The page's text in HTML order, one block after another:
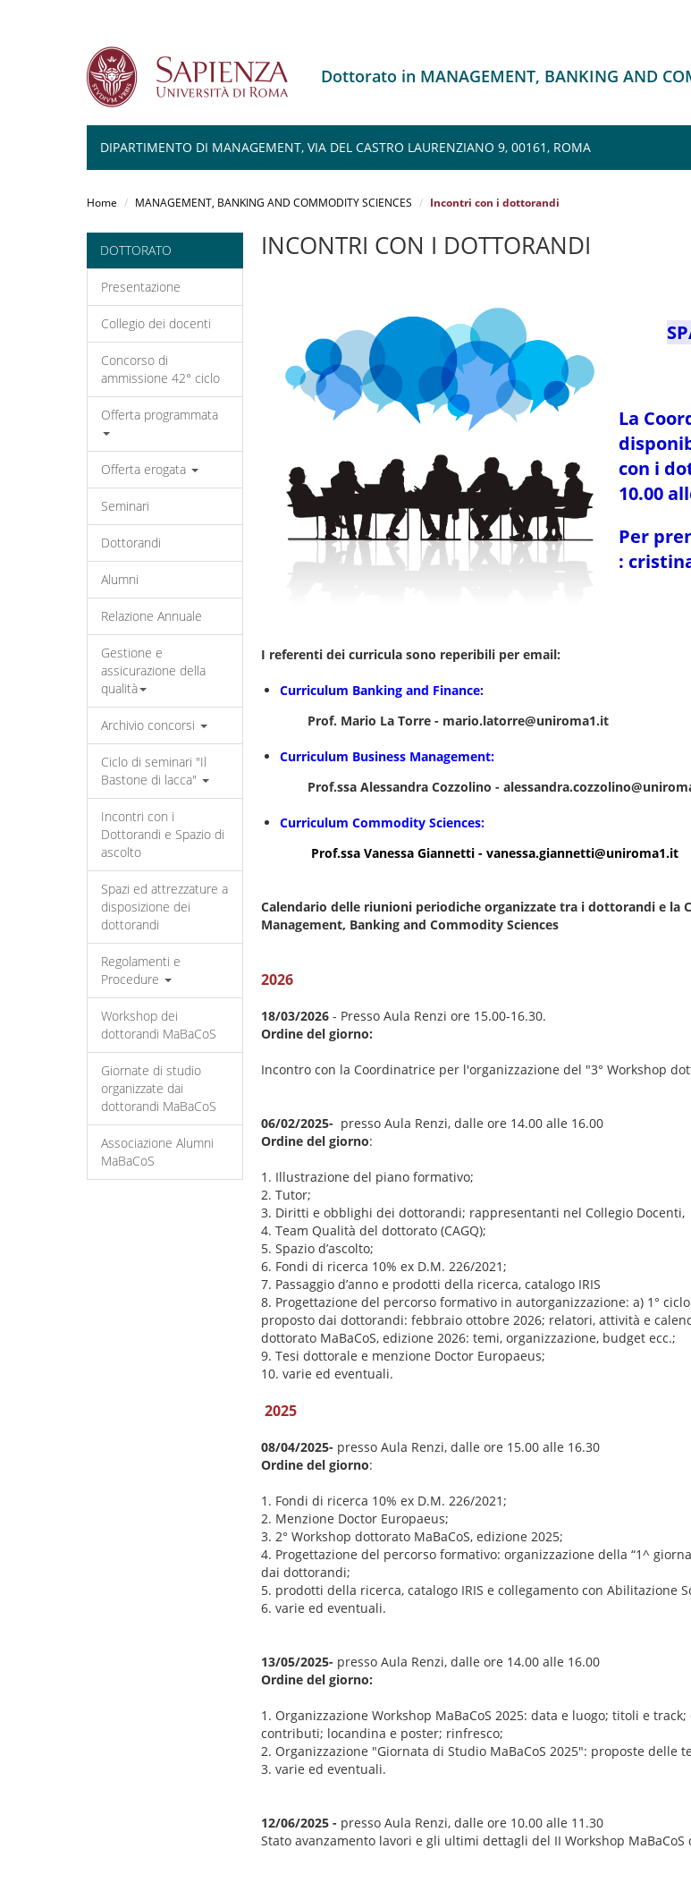
Dottorato in MANAGEMENT, BANKING AND
DIPARTIMENTO DI MANAGEMENT, VIA DEL CASTRO LAURENZIANO 9, 00161, ROMA
Home MANAGEMENT, BANKING AND COMMODITY SCIENCES Incontri con i dottorandi
DOTTORATO
Presentazione
Collegio dei docenti
Concorso di
ammissione 42° ciclo
Offerta programmata
Offerta erogata
Seminari
Dottorandi
Alumni
Relazione Annuale
Gestione e
assicurazione della
qualità
Archivio concorsi
Ciclo di seminari "Il
Bastone di lacca"
Incontri con i
Dottorandi e Spazio di
ascolto
Spazi ed attrezzature a
disposizione dei
dottorandi
Regolamenti e
Procedure
Workshop dei
dottorandi MaBaCoS
Giornate di studio
organizzate dai
dottorandi MaBaCoS
Associazione Alumni
MaBaCoS
INCONTRI CON I DOTTORANDI
La
disp
con i
10.00
Per
:
I referenti dei curricula sono reperibili per email:
Curriculum Banking and Finance:
Prof. Mario La Torre - mario.latorre@uniroma1.it
Curriculum Business Management:
Prof.ssa Alessandra Cozzolino -
​Curriculum Commodity Sciences:
Prof.ssa Vanessa Giannetti - vanessa.giannetti@uniroma1.it
Calendario delle riunioni periodiche organizzate tra i dottorandi e la
Management, Banking and Commodity Sciences
2026
18/03/2026 - Presso Aula Renzi ore 15.00-16.30.
Ordine del giorno:
Incontro con la Coordinatrice per l'organizzazione del "3° Workshop
06/02/2025- presso Aula Renzi, dalle ore 14.00 alle 16.00
Ordine del giorno:
1. Illustrazione del piano formativo;
2. Tutor;
3. Diritti e obblighi dei dottorandi; rappresentanti nel Collegio Docenti,
4. Team Qualità del dottorato (CAGQ);
5. Spazio d’ascolto;
6. Fondi di ricerca 10% ex D.M. 226/2021;
7. Passaggio d’anno e prodotti della ricerca, catalogo IRIS
8. Progettazione del percorso formativo in autorganizzazione: a) 1°
proposto dai dottorandi: febbraio ottobre 2026; relatori, attività e
dottorato MaBaCoS, edizione 2026: temi, organizzazione, budget ecc.;
9. Tesi dottorale e menzione Doctor Europaeus;
10. varie ed eventuali.
2025
08/04/2025- presso Aula Renzi, dalle ore 15.00 alle 16.30
Ordine del giorno:
1. Fondi di ricerca 10% ex D.M. 226/2021;
2. Menzione Doctor Europaeus;
3. 2° Workshop dottorato MaBaCoS, edizione 2025;
4. Progettazione del percorso formativo: organizzazione della “1^
dai dottorandi;
5. prodotti della ricerca, catalogo IRIS e collegamento con Abilitazione
6. varie ed eventuali.
13/05/2025- presso Aula Renzi, dalle ore 14.00 alle 16.00
Ordine del giorno:
1. Organizzazione Workshop MaBaCoS 2025: data e luogo; titoli e
contributi; locandina e poster; rinfresco;
2. Organizzazione "Giornata di Studio MaBaCoS 2025": proposte delle
3. varie ed eventuali.
12/06/2025 - presso Aula Renzi, dalle ore 10.00 alle 11.30
Stato avanzamento lavori e gli ultimi dettagli del II Workshop MaBaCoS